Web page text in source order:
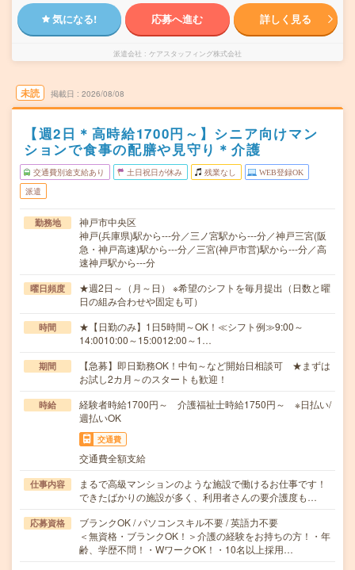
気になる! 応募へ進む 詳しく見る
派遣会社 ケアスタッフィング株式会社
未読 掲載日 2026/08/08
【週2日＊高時給1700円～】シニア向けマン
ションで食事の配膳や見守り＊介護
交通費別途支給あり 土日祝日が休み 残業なし WEB登録OK
派遣
勤務地
神戸市中央区
神戸(兵庫県)駅から---分／三ノ宮駅から---分／神戸三宮(阪
急・神戸高速)駅から---分／三宮(神戸市営)駅から---分／高
速神戸駅から---分
曜日頻度
★週2日～（月～日） ※希望のシフトを毎月提出（日数と曜
日の組み合わせや固定も可）
時間
★【日勤のみ】1日5時間～OK！≪シフト例≫9:00～
14:0010:00～15:0012:00～1…
期間
【急募】即日勤務OK！中旬～など開始日相談可 ★まずは
お試し2カ月～のスタートも歓迎！
時給
経験者時給1700円～ 介護福祉士時給1750円～ ※日払い/
週払いOK
交通費
交通費全額支給
仕事内容
まるで高級マンションのような施設で働けるお仕事です！
できたばかりの施設が多く、利用者さんの要介護度も…
応募資格
ブランクOK / パソコンスキル不要 / 英語力不要
＜無資格・ブランクOK！＞介護の経験をお持ちの方！・年
齢、学歴不問！・WワークOK！・10名以上採用…